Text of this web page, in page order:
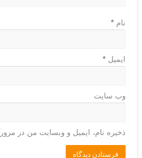
نام *
ایمیل *
وب‌ سایت
ذخیره نام، ایمیل و وبسایت من در